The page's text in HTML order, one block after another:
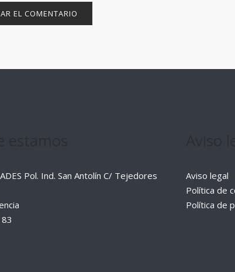
Pol. Ind. San Antolín C/ Tejedores
Aviso legal
Política de
Política de